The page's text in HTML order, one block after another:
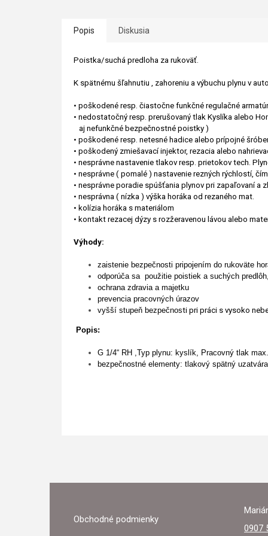
Popis Diskusia
Poistka/suchá predloha za rukoväť.
K spätnému šľahnutiu , zahoreniu a výbuchu plynu v
• poškodené resp. čiastočne funkčné regulačné
• nedostatočný resp. prerušovaný tlak Kyslíka alebo
aj nefunkčné bezpečnostné poistky )
• poškodené resp. netesné hadice alebo prípojné
• poškodený zmiešavací injektor, rezacia alebo
• nesprávne nastavenie tlakov resp. prietokov tech.
• nesprávne ( pomalé ) nastavenie rezných rýchlostí,
• nesprávne poradie spúšťania plynov pri zapaľovaní a
• nesprávna ( nízka ) výška horáka od rezaného mat.
• kolízia horáka s materiálom
• kontakt rezacej dýzy s rozžeravenou lávou alebo
Výhody:
zaistenie bezpečnosti pripojením do rukoväte
odporúča sa použitie poistiek a suchých
ochrana zdravia a majetku
prevencia pracovných úrazov
vyšší stupeň bezpečnosti pri práci s vysoko
Popis:
G 1/4“ RH ,Typ plynu: kyslík, Pracovný tlak
bezpečnostné elementy: tlakový spätný
Obchodné podmienky
0907